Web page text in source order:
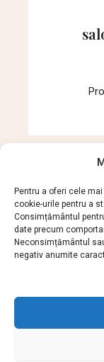
Pentru a oferi cele
cookie-urile pentru a
Consimțământul
date precum
Neconsimțământul
negativ anumite
EPILARE